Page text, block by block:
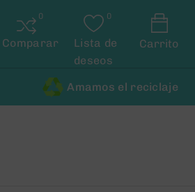
Comparar
Lista de
deseos
Carrito
Amamos el reciclaje